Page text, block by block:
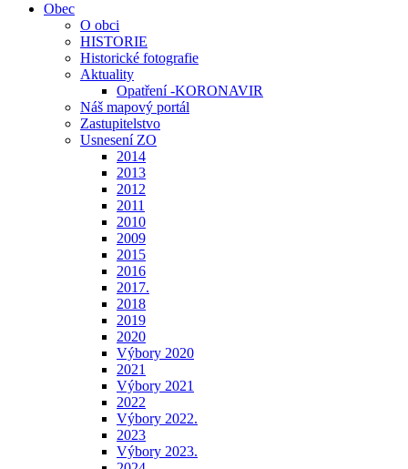
Obec
O obci
HISTORIE
Historické fotografie
Aktuality
Opatření -KORONAVIR
Náš mapový portál
Zastupitelstvo
Usnesení ZO
2014
2013
2012
2011
2010
2009
2015
2016
2017.
2018
2019
2020
Výbory 2020
2021
Výbory 2021
2022
Výbory 2022.
2023
Výbory 2023.